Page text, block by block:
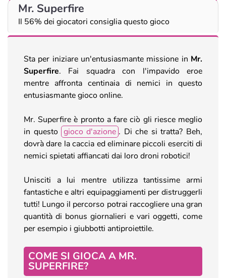
Mr. Superfire
Il 56% dei giocatori consiglia questo gioco
Sta per iniziare un'entusiasmante missione in Mr.
Superfire. Fai squadra con l'impavido eroe
mentre affronta centinaia di nemici in questo
entusiasmante gioco online.
Mr. Superfire è pronto a fare ciò gli riesce meglio
in questo gioco d'azione . Di che si tratta? Beh,
dovrà dare la caccia ed eliminare piccoli eserciti di
nemici spietati affiancati dai loro droni robotici!
Unisciti a lui mentre utilizza tantissime armi
fantastiche e altri equipaggiamenti per distruggerli
tutti! Lungo il percorso potrai raccogliere una gran
quantità di bonus giornalieri e vari oggetti, come
per esempio i giubbotti antiproiettile.
COME SI GIOCA A MR.
SUPERFIRE?